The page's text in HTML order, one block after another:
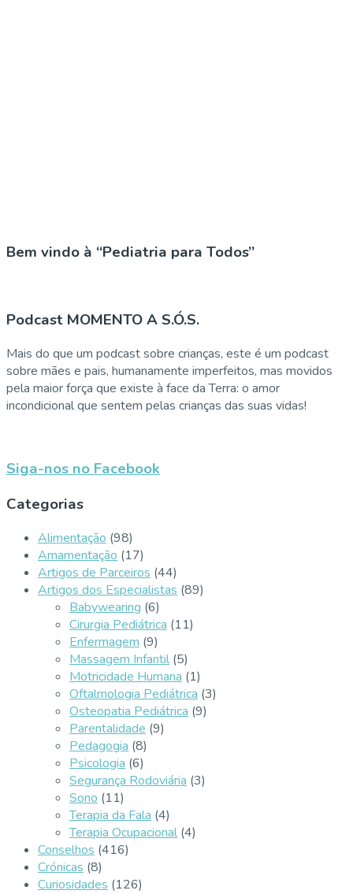
Bem vindo à “Pediatria para Todos”
Podcast MOMENTO A S.Ó.S.
Mais do que um podcast sobre crianças, este é um podcast
sobre mães e pais, humanamente imperfeitos, mas movidos
pela maior força que existe à face da Terra: o amor
incondicional que sentem pelas crianças das suas vidas!
Siga-nos no Facebook
Categorias
Alimentação (98)
Amamentação (17)
Artigos de Parceiros (44)
Artigos dos Especialistas (89)
Babywearing (6)
Cirurgia Pediátrica (11)
Enfermagem (9)
Massagem Infantil (5)
Motricidade Humana (1)
Oftalmologia Pediátrica (3)
Osteopatia Pediátrica (9)
Parentalidade (9)
Pedagogia (8)
Psicologia (6)
Segurança Rodoviária (3)
Sono (11)
Terapia da Fala (4)
Terapia Ocupacional (4)
Conselhos (416)
Crónicas (8)
Curiosidades (126)